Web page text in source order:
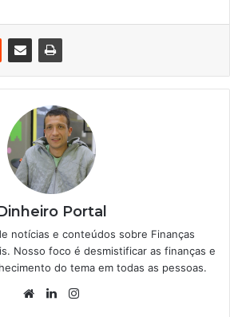
Portal
notícias e conteúdos sobre Finanças
Nosso foco é desmistificar as finanças e
do tema em todas as pessoas.
WebsiteLinkedin